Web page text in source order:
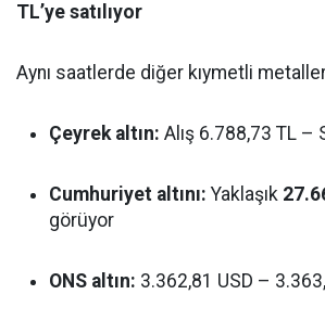
TL’ye satılıyor
Aynı saatlerde diğer kıymetli
Çeyrek altın: Alış 6.788,73 TL –
Cumhuriyet altını: Yaklaşık
görüyor
ONS altın: 3.362,81 USD –